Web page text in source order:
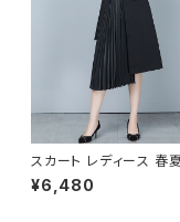
スカート レディース 春
春 夏 秋 冬 黒 プリーツ
ミディアム丈 プリーツ ア
¥6,480